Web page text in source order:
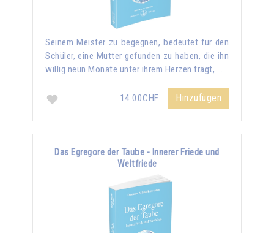
Seinem Meister zu begegnen, bedeutet für den
Schüler, eine Mutter gefunden zu haben, die ihn
willig neun Monate unter ihrem Herzen trägt, …
14.00CHF Hinzufügen
Das Egregore der Taube - Innerer Friede und
Weltfriede